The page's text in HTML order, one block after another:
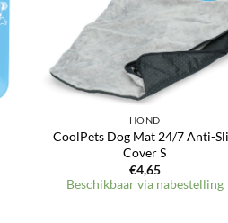
HOND
CoolPets Dog Mat 24/7 Anti-
Cover S
€4,65
Beschikbaar via nabestelling